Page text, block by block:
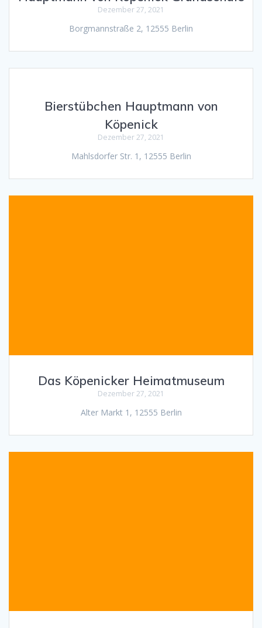
Dezember 27, 2021
Borgmannstraße 2, 12555 Berlin
Bierstübchen Hauptmann von
Köpenick
Dezember 27, 2021
Mahlsdorfer Str. 1, 12555 Berlin
Das Köpenicker Heimatmuseum
Dezember 27, 2021
Alter Markt 1, 12555 Berlin